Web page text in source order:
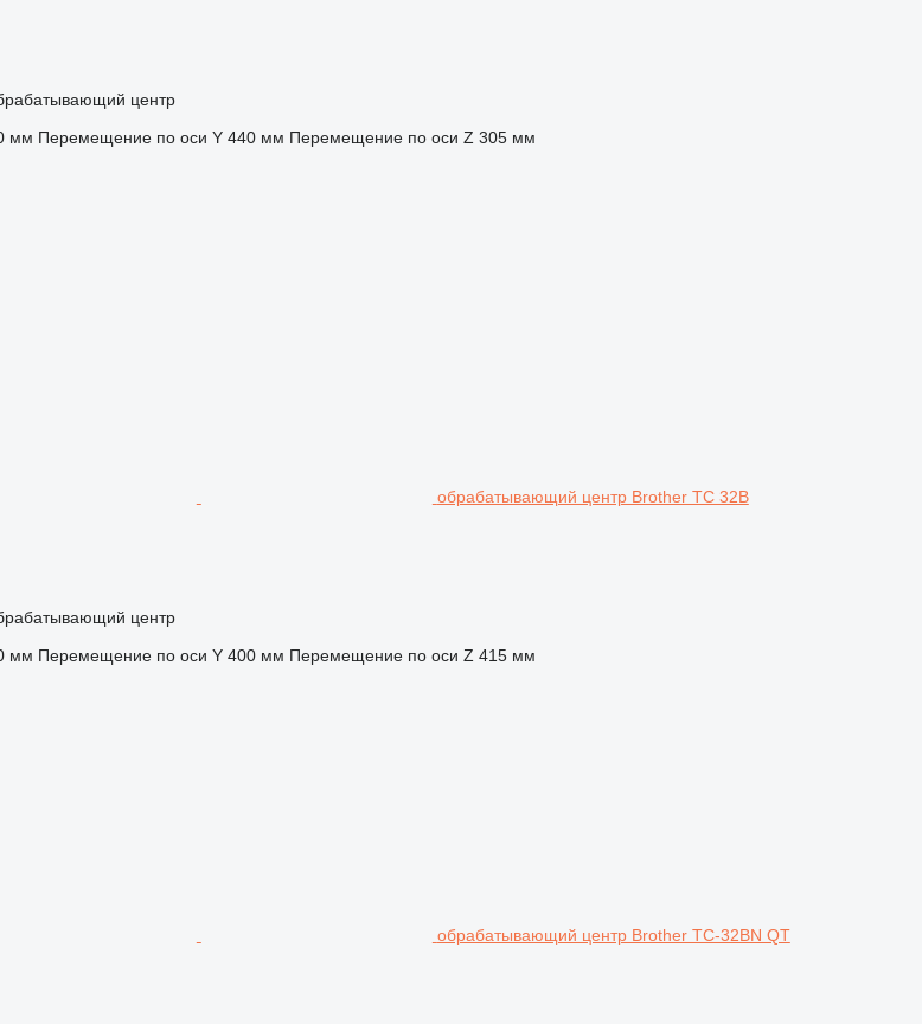
центр
мм Перемещение по оси Y 440 мм Перемещение по оси Z 305 мм
обрабатывающий центр Brother TC 32B
центр
мм Перемещение по оси Y 400 мм Перемещение по оси Z 415 мм
обрабатывающий центр Brother TC-32BN QT